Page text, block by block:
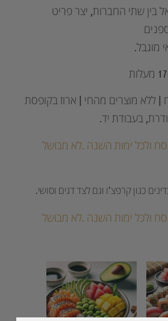
בין שתי החברות, יצר פריט
מוגבל.
בנפח | ללא מוצרים מהחי | ארוז בקופסת
בעבודת יד.
ולכל ימות השנה .לא מבושל
כגון קרפצ’ו וגם לצד דגים וסושי.
ולכל ימות השנה .לא מבושל